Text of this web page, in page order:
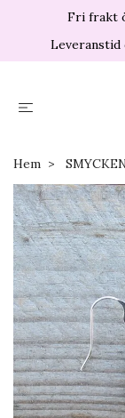
Fri frakt
Leveranstid
Hem